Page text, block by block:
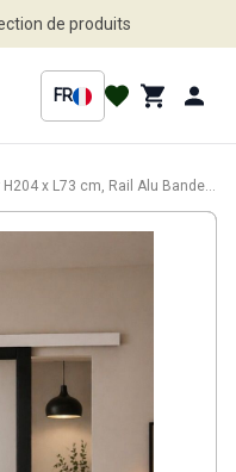
de produits
FR
cm, Rail Alu Bandeau blanc, Coquilles